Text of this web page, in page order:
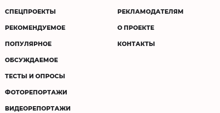
СПЕЦПРОЕКТЫ
РЕКОМЕНДУЕМОЕ
ПОПУЛЯРНОЕ
ОБСУЖДАЕМОЕ
ТЕСТЫ И ОПРОСЫ
ФОТОРЕПОРТАЖИ
ВИДЕОРЕПОРТАЖИ
РЕКЛАМОДАТЕЛЯМ
О ПРОЕКТЕ
КОНТАКТЫ